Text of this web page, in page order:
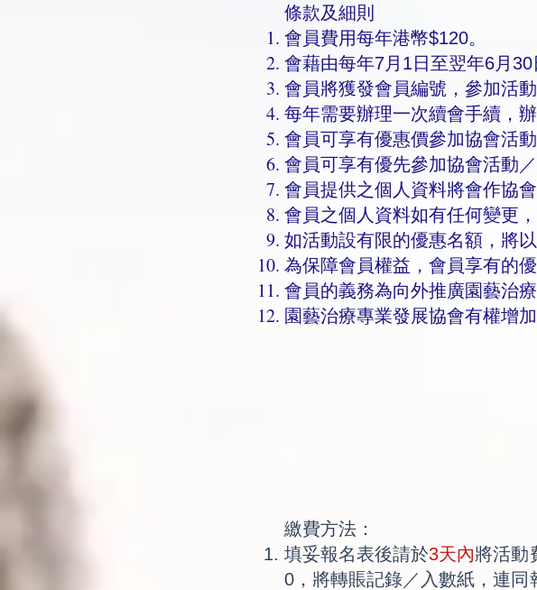
條款及細則
會員費用每年港幣$120。
會藉由每年7月1日至翌年6月
會員將獲發會員編號，參加活
每年需要辦理一次續會手續，
會員可享有優惠價參加協會活
會員可享有優先參加協會活動
會員提供之個人資料將會作協
會員之個人資料如有任何變更
如活動設有限的優惠名額，將
為保障會員權益，會員享有的
會員的義務為向外推廣園藝治
園藝治療專業發展協會有權增
繳費方法：
填妥報名表後請於3天內將活動
0， 將轉賬記錄／入數紙，連